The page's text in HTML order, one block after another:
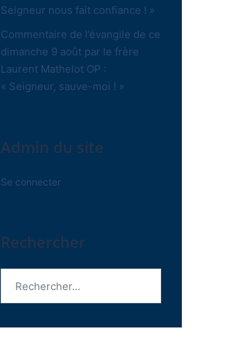
Seigneur nous fait confiance ! »
Commentaire de l’évangile de ce
dimanche 9 août par le frère
Laurent Mathelot OP :
« Seigneur, sauve-moi ! »
Admin du site
Se connecter
Rechercher